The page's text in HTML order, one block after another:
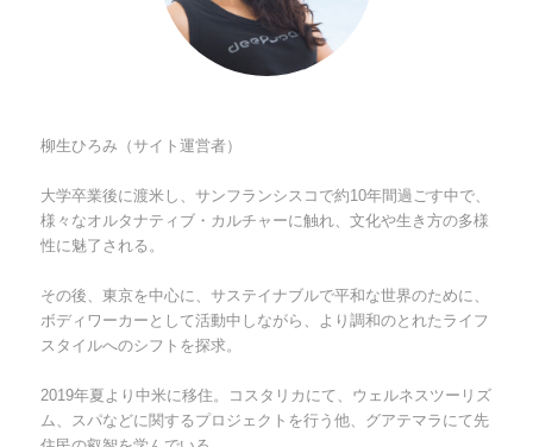
柳生ひろみ（サイト運営者）
大学卒業後に渡米し、サンフランシスコで約10年間過ごす中で、
様々なオルタナティブ・カルチャーに触れ、文化や生き方の多様
性に魅了される。
その後、東京を中心に、サステイナブルで平和な世界のために、
ボディワーカーとして活動中しながら、より調和のとれたライフ
スタイルへのシフトを探求。
2019年夏より中米に移住。コスタリカにて、ウェルネスツーリズ
ム、スパなどに関するプロジェクトを行う他、グアテマラにて先